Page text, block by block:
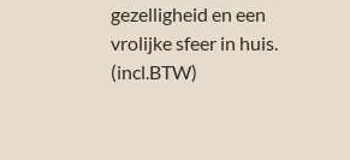
gezelligheid en een
vrolijke sfeer in huis.
(incl.BTW)